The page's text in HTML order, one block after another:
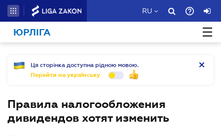
RU
ЮРЛІГА
Ця сторінка доступна рідною мовою.
Перейти на українську
Правила налогообложения
дивидендов хотят изменить